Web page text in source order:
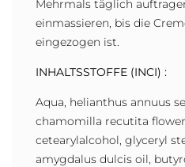
Mehrmals täglich
einmassieren, bis die
eingezogen ist.
INHALTSSTOFFE (INCI) :
Aqua, helianthus annuus
chamomilla recutita
cetearylalcohol, glyceryl
amygdalus dulcis oil,